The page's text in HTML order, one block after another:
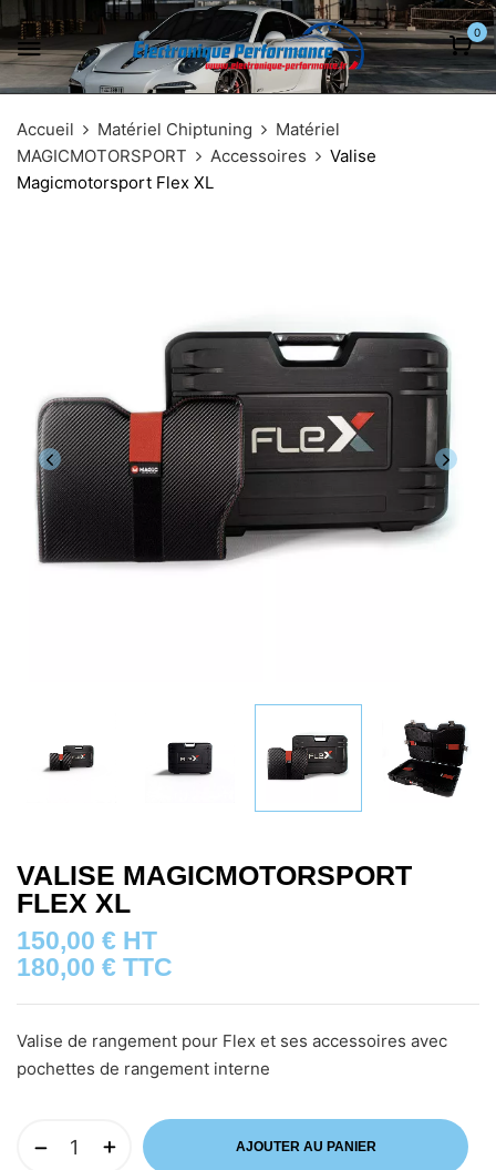
0
Accueil Matériel Chiptuning
Matériel
MAGICMOTORSPORT
Accessoires
Valise
Magicmotorsport Flex XL
VALISE MAGICMOTORSPORT
FLEX XL
150,00 € HT
180,00 € TTC
Valise de rangement pour Flex et ses accessoires avec
pochettes de rangement interne
AJOUTER AU PANIER